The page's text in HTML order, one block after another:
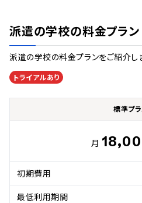
派遣の学校の料金プラン
派遣の学校の料金プランをご紹介し
トライアルあり
標準プ
月
初期費用
最低利用期間